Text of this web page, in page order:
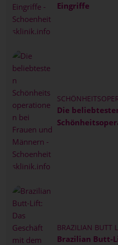
Eingriffe
Die
BRAZILIAN BUTT
Brazilian Butt-